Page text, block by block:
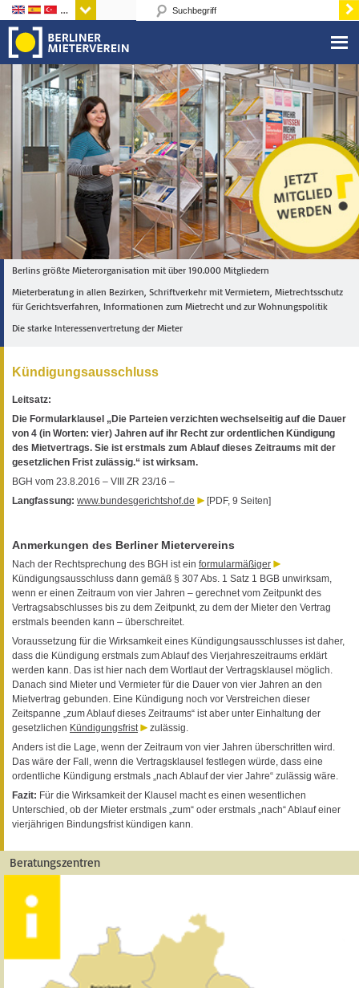
Sprachen
Berlins größte Mieterorganisation mit über 190.000 Mitgliedern
Mieterberatung in allen Bezirken, Schriftverkehr mit Vermietern, Mietrechtsschutz
für Gerichtsverfahren, Informationen zum Mietrecht und zur Wohnungspolitik
Die starke Interessenvertretung der Mieter
Kündigungsausschluss
Leitsatz:
Die Formularklausel „Die Parteien verzichten wechselseitig auf die Dauer
von 4 (in Worten: vier) Jahren auf ihr Recht zur ordentlichen Kündigung
des Mietvertrags. Sie ist erstmals zum Ablauf dieses Zeitraums mit der
gesetzlichen Frist zulässig.“ ist wirksam.
BGH vom 23.8.2016 – VIII ZR 23/16 –
Langfassung: www.bundesgerichtshof.de [PDF, 9 Seiten]
Anmerkungen des Berliner Mietervereins
Nach der Rechtsprechung des BGH ist ein formularmäßiger
Kündigungsausschluss dann gemäß § 307 Abs. 1 Satz 1 BGB unwirksam,
wenn er einen Zeitraum von vier Jahren – gerechnet vom Zeitpunkt des
Vertragsabschlusses bis zu dem Zeitpunkt, zu dem der Mieter den Vertrag
erstmals beenden kann – überschreitet.
Voraussetzung für die Wirksamkeit eines Kündigungsausschlusses ist daher,
dass die Kündigung erstmals zum Ablauf des Vierjahreszeitraums erklärt
werden kann. Das ist hier nach dem Wortlaut der Vertragsklausel möglich.
Danach sind Mieter und Vermieter für die Dauer von vier Jahren an den
Mietvertrag gebunden. Eine Kündigung noch vor Verstreichen dieser
Zeitspanne „zum Ablauf dieses Zeitraums“ ist aber unter Einhaltung der
gesetzlichen Kündigungsfrist
zulässig.
Anders ist die Lage, wenn der Zeitraum von vier Jahren überschritten wird.
Das wäre der Fall, wenn die Vertragsklausel festlegen würde, dass eine
ordentliche Kündigung erstmals „nach Ablauf der vier Jahre“ zulässig wäre.
Fazit: Für die Wirksamkeit der Klausel macht es einen wesentlichen
Unterschied, ob der Mieter erstmals „zum“ oder erstmals „nach“ Ablauf einer
vierjährigen Bindungsfrist kündigen kann.
Beratungszentren